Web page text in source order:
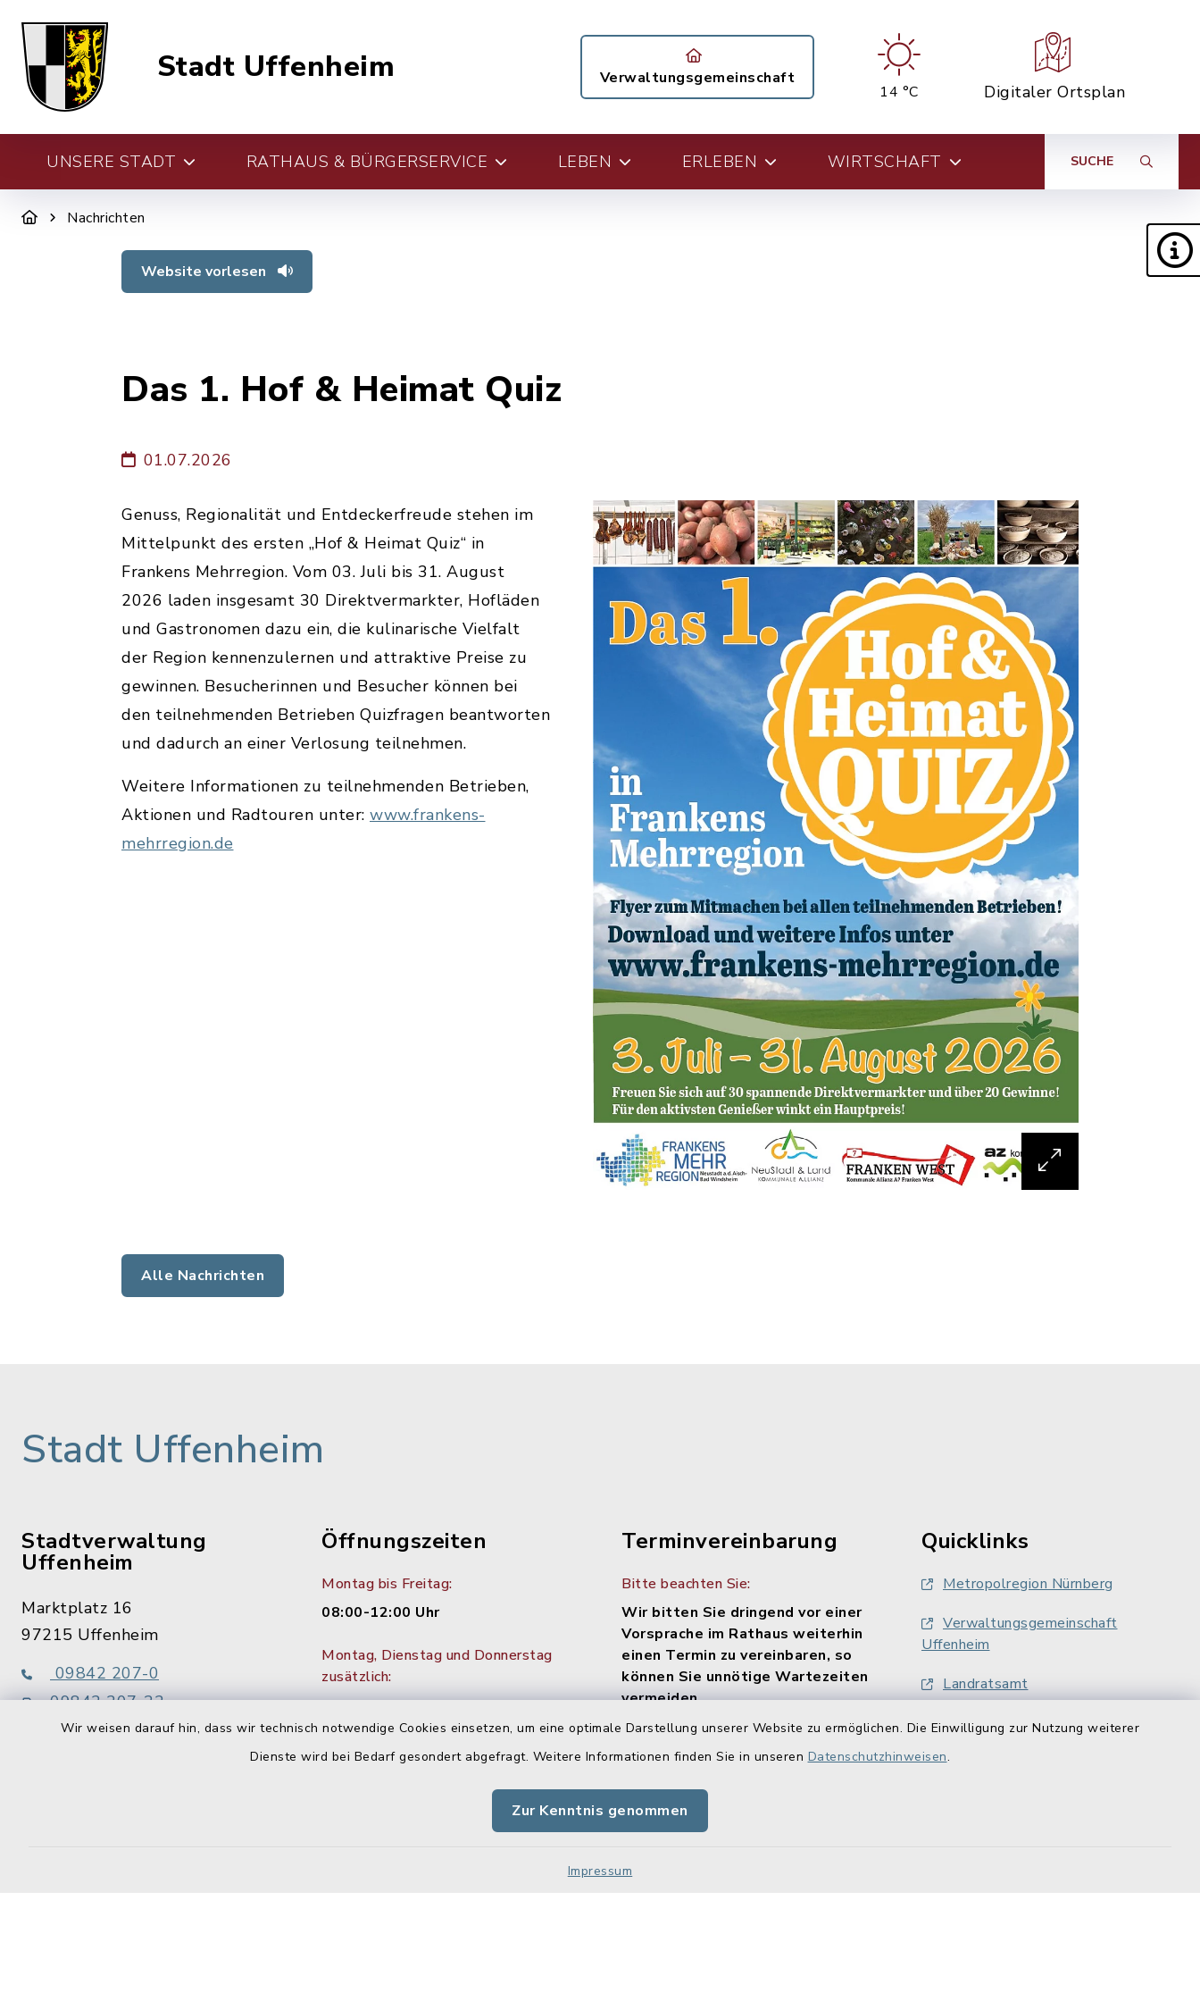
Wir weisen darauf hin, dass wir technisch notwendige Cookies einsetzen, um eine optimale Darstellung unserer Website zu ermöglichen. Die Einwilligung zur Nutzung weiterer
Dienste wird bei Bedarf gesondert abgefragt. Weitere Informationen finden Sie in unseren Datenschutzhinweisen.
Zur Kenntnis genommen
Impressum
Stadt Uffenheim Verwaltungsgemeinschaft
14 °C Digitaler Ortsplan
UNSERE STADT RATHAUS & BÜRGERSERVICE LEBEN ERLEBEN WIRTSCHAFT SUCHE
Nachrichten
Website vorlesen
Das 1. Hof & Heimat Quiz
01.07.2026
Genuss, Regionalität und Entdeckerfreude stehen im
Mittelpunkt des ersten „Hof & Heimat Quiz“ in
Frankens Mehrregion. Vom 03. Juli bis 31. August
2026 laden insgesamt 30 Direktvermarkter, Hofläden
und Gastronomen dazu ein, die kulinarische Vielfalt
der Region kennenzulernen und attraktive Preise zu
gewinnen. Besucherinnen und Besucher können bei
den teilnehmenden Betrieben Quizfragen beantworten
und dadurch an einer Verlosung teilnehmen.
Weitere Informationen zu teilnehmenden Betrieben,
Aktionen und Radtouren unter: www.frankens-
mehrregion.de
Alle Nachrichten
Stadt Uffenheim
Stadtverwaltung
Uffenheim
Marktplatz 16
97215 Uffenheim
09842 207-0
09842 207-32
info@uffenheim.de
Öffnungszeiten
Montag bis Freitag:
08:00-12:00 Uhr
Montag, Dienstag und Donnerstag
zusätzlich:
14:00-15:30 Uhr
1. Donnerstag im Monat:
Terminvereinbarung
Bitte beachten Sie:
Wir bitten Sie dringend vor einer
Vorsprache im Rathaus weiterhin
einen Termin zu vereinbaren, so
können Sie unnötige Wartezeiten
vermeiden.
Diese können bequem online gebucht
werden: Einfach den Link
oder den untenstehenden
QR-Code am Ende der Seite nutzen.
Quicklinks
Metropolregion Nürnberg
Verwaltungsgemeinschaft
Uffenheim
Landratsamt
Finanzamt Uffenheim
LAG Südlicher Steigerwald